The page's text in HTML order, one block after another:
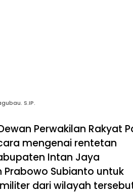
S.IP.
Perwakilan Rakyat
mengenai rentetan
Intan Jaya
Prabowo Subianto untuk
dari wilayah